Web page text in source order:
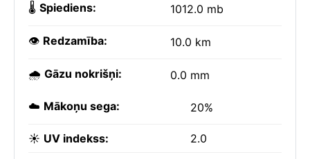
🌡️ Spiediens: 1012.0 mb
👁️ Redzamība: 10.0 km
🌧️ Gāzu nokrišņi: 0.0 mm
☁️ Mākoņu sega: 20%
☀️ UV indekss: 2.0